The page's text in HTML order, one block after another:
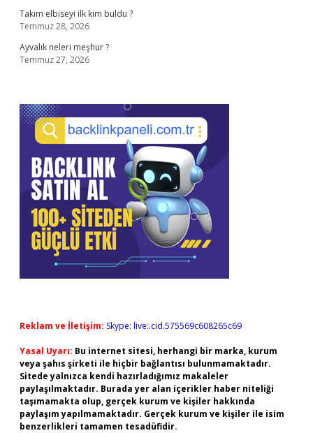
Takım elbiseyi ilk kim buldu ?
Temmuz 28, 2026
Ayvalık neleri meşhur ?
Temmuz 27, 2026
Reklam ve İletişim: Skype: live:.cid.575569c608265c69
Yasal Uyarı: Bu internet sitesi, herhangi bir marka, kurum
veya şahıs şirketi ile hiçbir bağlantısı bulunmamaktadır.
Sitede yalnızca kendi hazırladığımız makaleler
paylaşılmaktadır. Burada yer alan içerikler haber niteliği
taşımamakta olup, gerçek kurum ve kişiler hakkında
paylaşım yapılmamaktadır. Gerçek kurum ve kişiler ile isim
benzerlikleri tamamen tesadüfidir.